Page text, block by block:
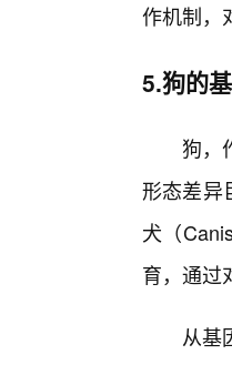
作机制，
5.狗的
狗，
形态差异
犬（
育，通过
从基